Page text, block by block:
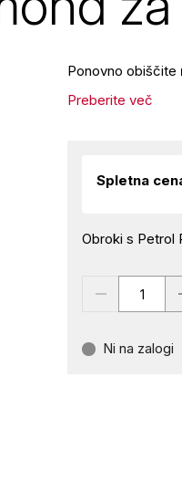
Ponovno obiščite
Preberite več
Spletna
Obroki s Petrol
Ni na zalogi